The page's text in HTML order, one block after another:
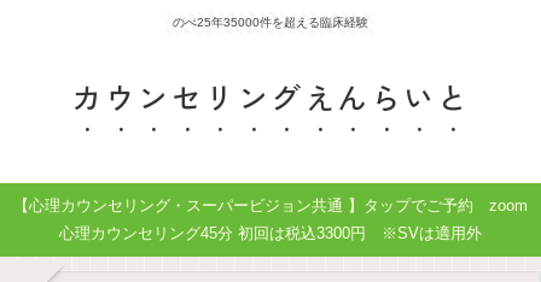
のべ25年35000件を超える臨床経験
カウンセリングえんらいと
【心理カウンセリング・スーパービジョン共通 】タップでご予約 zoom
心理カウンセリング45分 初回は税込3300円 ※SVは適用外